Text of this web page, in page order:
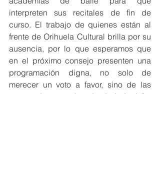
interpreten sus recitales de fin de
curso. El trabajo de quienes están al
frente de Orihuela Cultural brilla por su
ausencia, por lo que esperamos que
en el próximo consejo presenten una
programación digna, no solo de
merecer un voto a favor, sino de las
expectativas que tiene la ciudadanía”.